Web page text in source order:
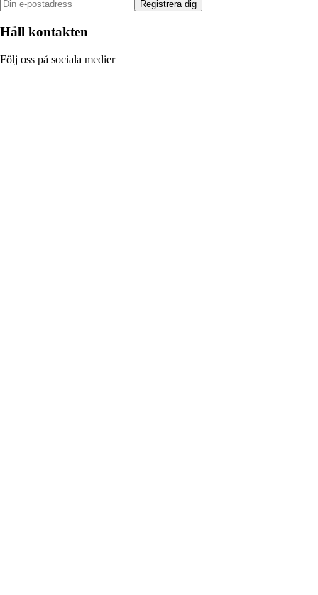
Registrera dig
Håll kontakten
Följ oss på sociala medier